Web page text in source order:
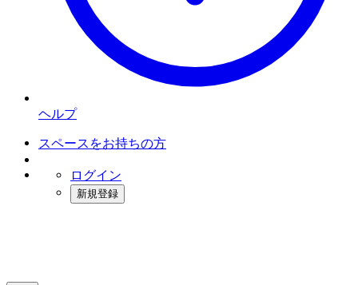
ヘルプ
スペースをお持ちの方
ログイン
新規登録